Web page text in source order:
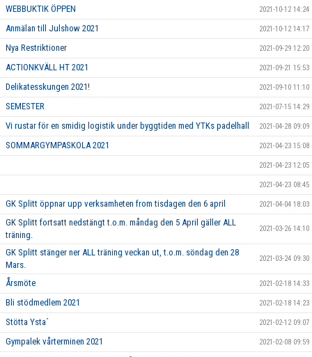
WEBBUKTIK ÖPPEN 2021-10-12 14:24
Anmälan till Julshow 2021 2021-10-12 14:17
Nya Restriktioner 2021-09-29 12:20
ACTIONKVÄLL HT 2021 2021-09-21 15:53
Delikatesskungen 2021! 2021-09-10 11:10
SEMESTER 2021-07-15 14:29
Vi rustar för en smidig logistik under byggtiden med YTKs padelhall 2021-04-28 09:09
SOMMARGYMPASKOLA 2021 2021-04-23 15:08
2021-04-23 12:05
2021-04-23 08:45
GK Splitt öppnar upp verksamheten from tisdagen den 6 april 2021-04-04 18:03
GK Splitt fortsatt nedstängt t.o.m. måndag den 5 April gäller ALL
träning.
2021-03-26 14:10
GK Splitt stänger ner ALL träning veckan ut, t.o.m. söndag den 28
Mars.
2021-03-24 09:30
Årsmöte 2021-02-18 14:33
Bli stödmedlem 2021 2021-02-18 14:23
Stötta Ysta´ 2021-02-12 09:07
Gympalek vårterminen 2021 2021-02-08 09:59